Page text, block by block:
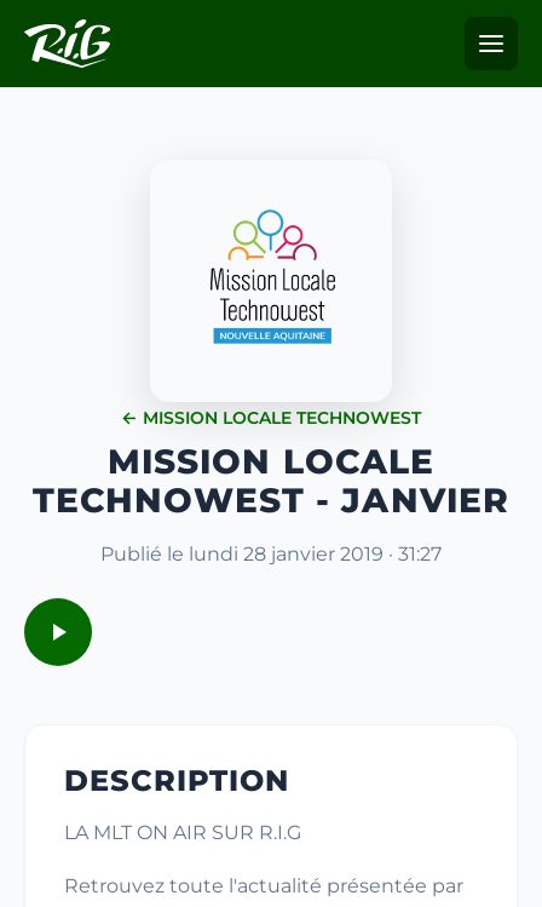
← MISSION LOCALE TECHNOWEST
MISSION LOCALE
TECHNOWEST - JANVIER
Publié le lundi 28 janvier 2019 · 31:27
DESCRIPTION
LA MLT ON AIR SUR R.I.G
Retrouvez toute l'actualité présentée par